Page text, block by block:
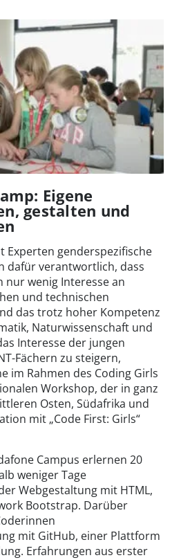
Eigene
gestalten und
Experten genderspezifische
dafür verantwortlich, dass
nur wenig Interesse an
und technischen
das trotz hoher Kompetenz
Naturwissenschaft und
Interesse der jungen
Fächern zu steigern,
im Rahmen des Coding Girls
Workshop, der in ganz
Osten, Südafrika und
mit „Code First: Girls“
Campus erlernen 20
weniger Tage
Webgestaltung mit HTML,
Bootstrap. Darüber
mit GitHub, einer Plattform
Erfahrungen aus erster